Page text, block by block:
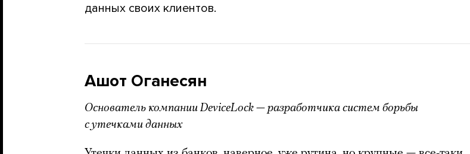
данных своих клиентов.
Ашот Оганесян
Основатель компании DeviceLock — разработчика систем борьбы
с утечками данных